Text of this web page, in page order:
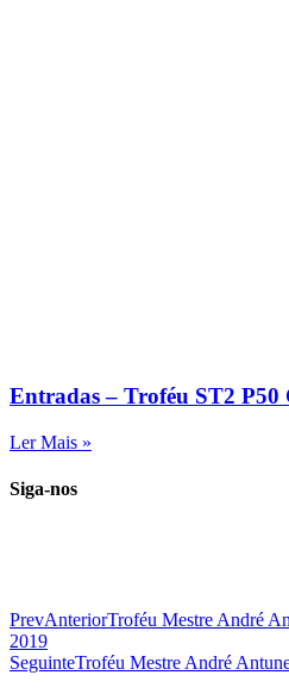
Entradas – Troféu ST2 P50
Ler Mais »
Siga-nos
PrevAnteriorTroféu Mestre André
2019
SeguinteTroféu Mestre André